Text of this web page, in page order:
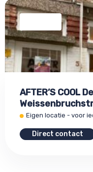
AFTER’S COOL
Eigen locatie - voor
Direct contact